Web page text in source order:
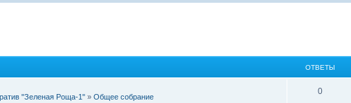
ОТВЕТЫ
"Зеленая Роща-1" » Общее собрание
0О